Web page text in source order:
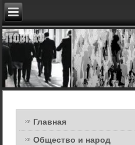
Главная
Общество и народ